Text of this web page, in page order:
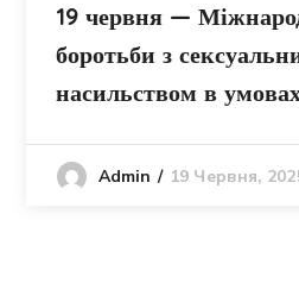
19 червня —
боротьби з
насильством в
Admin 19 Червня,